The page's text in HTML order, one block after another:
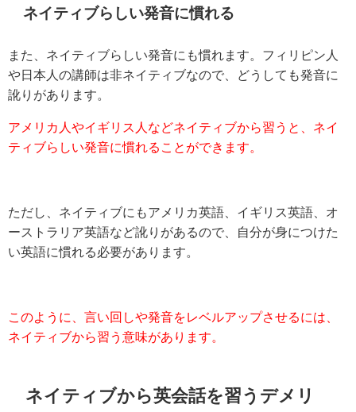
ネイティブらしい発音に慣れる
また、ネイティブらしい発音にも慣れます。フィリピン人
や日本人の講師は非ネイティブなので、どうしても発音に
訛りがあります。
アメリカ人やイギリス人などネイティブから習うと、ネイ
ティブらしい発音に慣れることができます。
ただし、ネイティブにもアメリカ英語、イギリス英語、オ
ーストラリア英語など訛りがあるので、自分が身につけた
い英語に慣れる必要があります。
このように、言い回しや発音をレベルアップさせるには、
ネイティブから習う意味があります。
ネイティブから英会話を習うデメリ